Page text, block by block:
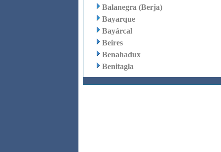
Balanegra (Berja)
Bayarque
Bayárcal
Beires
Benahadux
Benitagla